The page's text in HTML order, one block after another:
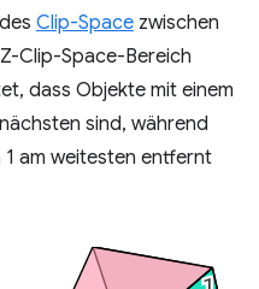
Clip-Space zwischen
Clip-Space-Bereich
dass Objekte mit einem
sind, während
am weitesten entfernt